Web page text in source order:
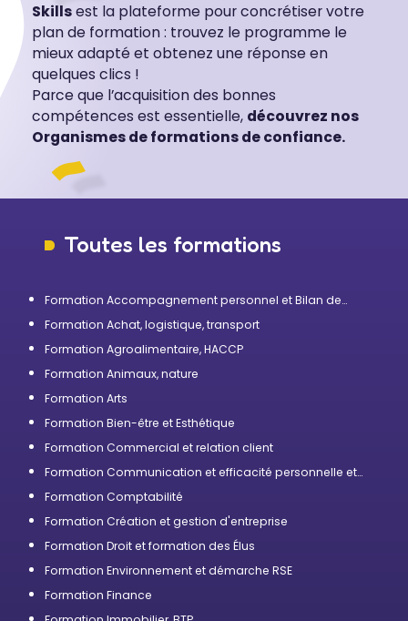
Skillsest la plateforme pour concrétiser votre
plan de formation : trouvez le programme le
mieux adapté et obtenez une réponse en
quelques clics !
Parce que l’acquisition des bonnes
compétences est essentielle, découvrez nos
Organismes de formations de confiance.
Toutes les formations
Formation Accompagnement personnel et Bilan de
Formation Achat, logistique, transport
Formation Agroalimentaire, HACCP
Formation Animaux, nature
Formation Arts
Formation Bien-être et Esthétique
Formation Commercial et relation client
Formation Communication et efficacité personnelle et
Formation Comptabilité
Formation Création et gestion d'entreprise
Formation Droit et formation des Élus
Formation Environnement et démarche RSE
Formation Finance